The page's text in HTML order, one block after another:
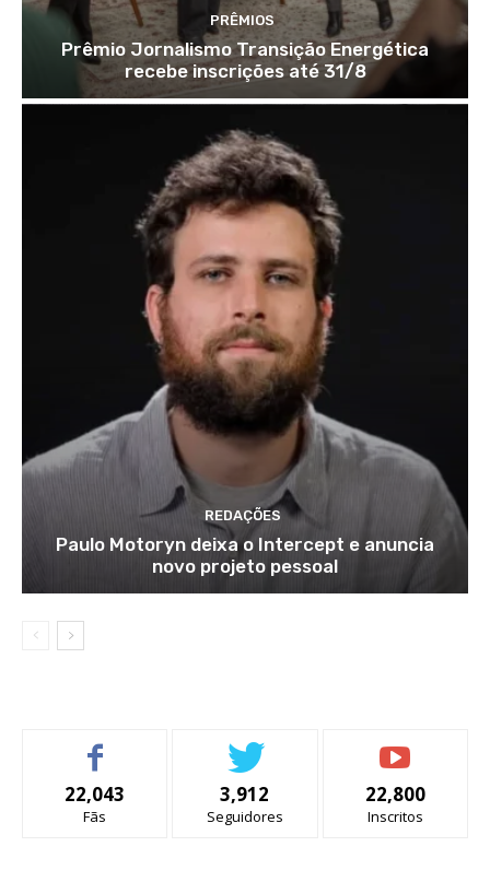
PRÊMIOS
Prêmio Jornalismo Transição Energética
recebe inscrições até 31/8
REDAÇÕES
Paulo Motoryn deixa o Intercept e anuncia
novo projeto pessoal
22,043
Fãs
3,912
Seguidores
22,800
Inscritos